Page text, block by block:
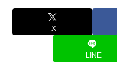
X
LINE